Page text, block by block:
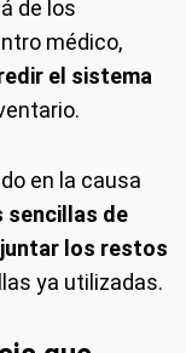
de los
médico,
el sistema
en la causa
sencillas de
los restos
ya utilizadas.